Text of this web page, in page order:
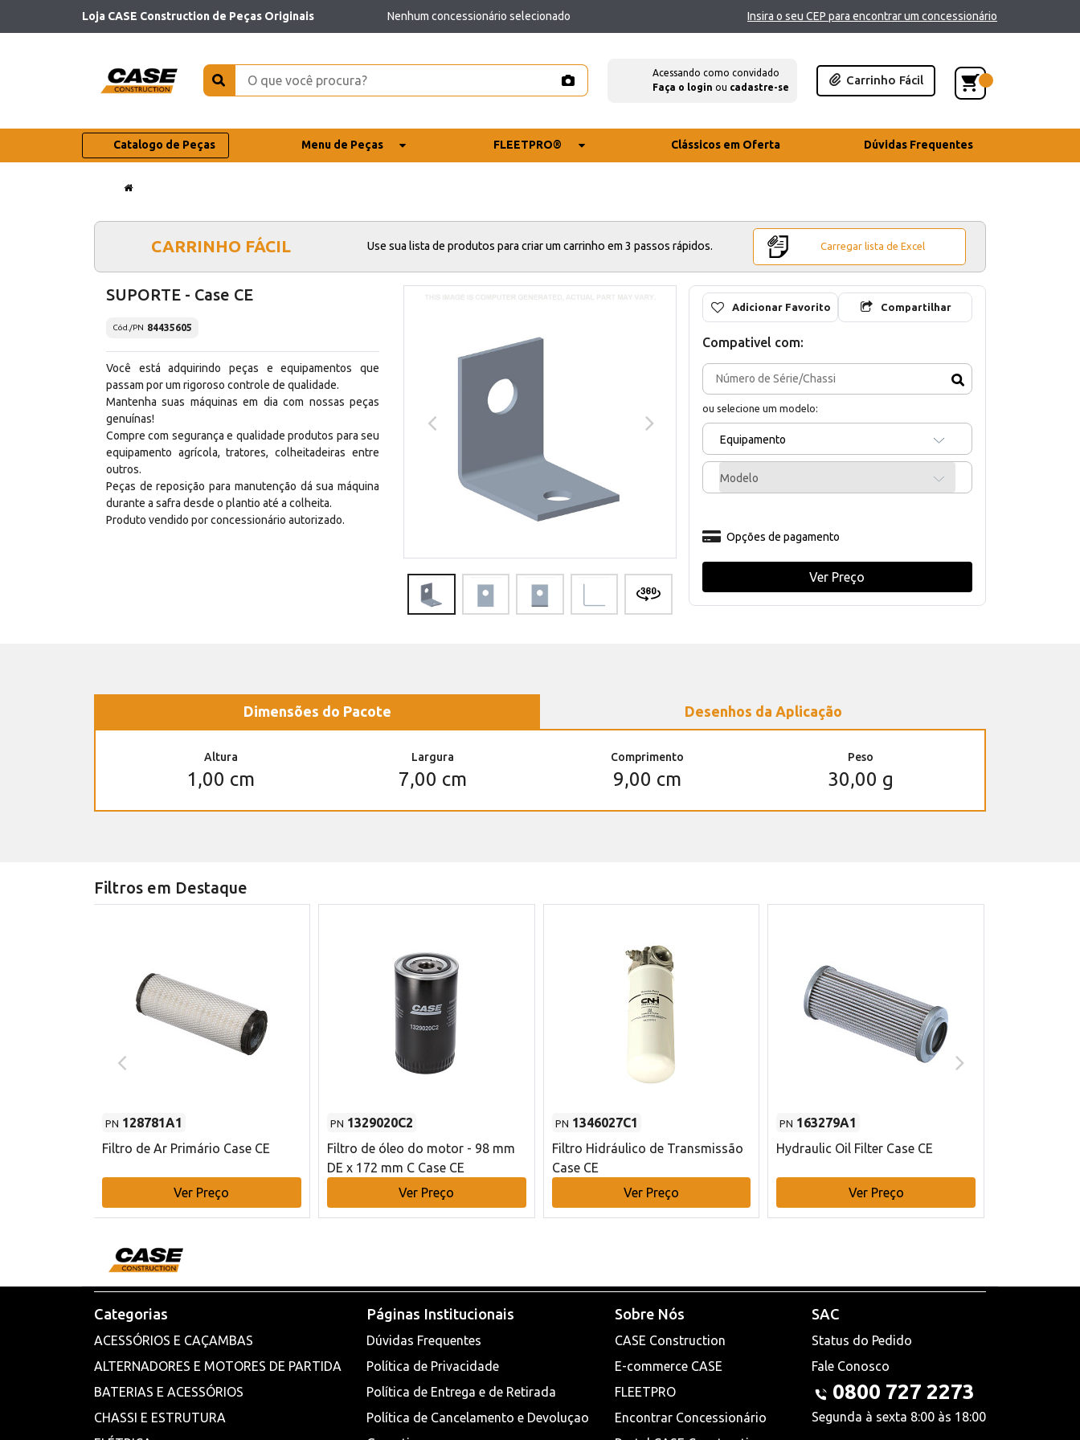
Loja CASE Construction de Peças Originais Nenhum concessionário selecionado Insira o seu CEP para encontrar um concessionário
Acessando como convidado
Faça o login ou cadastre-se
Carrinho Fácil
Catalogo de Peças Menu de Peças FLEETPRO® Clássicos em Oferta Dúvidas Frequentes
CARRINHO FÁCIL Use sua lista de produtos para criar um carrinho em 3 passos rápidos. Carregar lista de Excel
SUPORTE - Case CE
Cód./PN 84435605
Você está adquirindo peças e equipamentos que
passam por um rigoroso controle de qualidade.
Mantenha suas máquinas em dia com nossas peças
genuínas!
Compre com segurança e qualidade produtos para seu
equipamento agrícola, tratores, colheitadeiras entre
outros.
Peças de reposição para manutenção dá sua máquina
durante a safra desde o plantio até a colheita.
Produto vendido por concessionário autorizado.
Adicionar Favorito Compartilhar
Compativel com:
ou selecione um modelo:
Equipamento
Modelo
Opções de pagamento
Ver Preço
Dimensões do Pacote Desenhos da Aplicação
Altura
1,00 cm
Largura
7,00 cm
Comprimento
9,00 cm
Peso
30,00 g
Filtros em Destaque
PN 128781A1
Filtro de Ar Primário Case CE
Ver Preço
PN 1329020C2
Filtro de óleo do motor - 98 mm
DE x 172 mm C Case CE
Ver Preço
PN 1346027C1
Filtro Hidráulico de Transmissão
Case CE
Ver Preço
PN 163279A1
Hydraulic Oil Filter Case CE
Ver Preço
Categorias
ACESSÓRIOS E CAÇAMBAS
ALTERNADORES E MOTORES DE PARTIDA
BATERIAS E ACESSÓRIOS
CHASSI E ESTRUTURA
Páginas Institucionais
Dúvidas Frequentes
Política de Privacidade
Política de Entrega e de Retirada
Política de Cancelamento e Devoluçao
Sobre Nós
CASE Construction
E-commerce CASE
FLEETPRO
Encontrar Concessionário
SAC
Status do Pedido
Fale Conosco
0800 727 2273
Segunda à sexta 8:00 às 18:00